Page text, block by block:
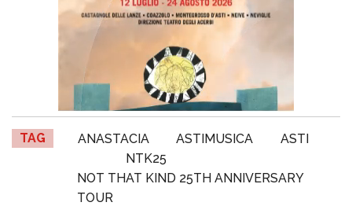
TAG ANASTACIA ASTIMUSICA
ASTI
NTK25
NOT THAT KIND 25TH ANNIVERSARY
TOUR